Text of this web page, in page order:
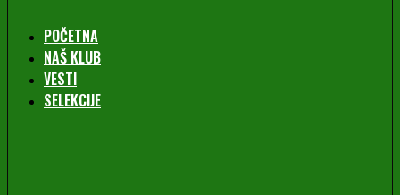
POČETNA
NAŠ KLUB
VESTI
SELEKCIJE